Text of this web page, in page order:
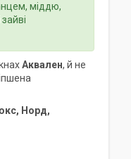
міддю,
Аквален, й не
Норд,